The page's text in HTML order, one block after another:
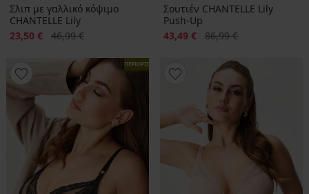
Σλιπ με γαλλικό κόψιμο
CHANTELLE Lily
Έκπτωση
23,50 € Αρχική τιμή
46,99 €
Σουτιέν CHANTELLE Lily
Push-Up
Έκπτωση
43,49 € Αρχική τιμή
86,99 €
ΠΕΡΙΟΡΙΣΜΕΝΑ